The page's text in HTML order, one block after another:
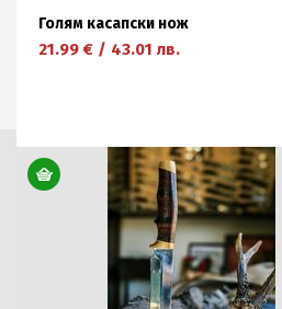
Голям касапски нож
21.99 € / 43.01 лв.
научете повече